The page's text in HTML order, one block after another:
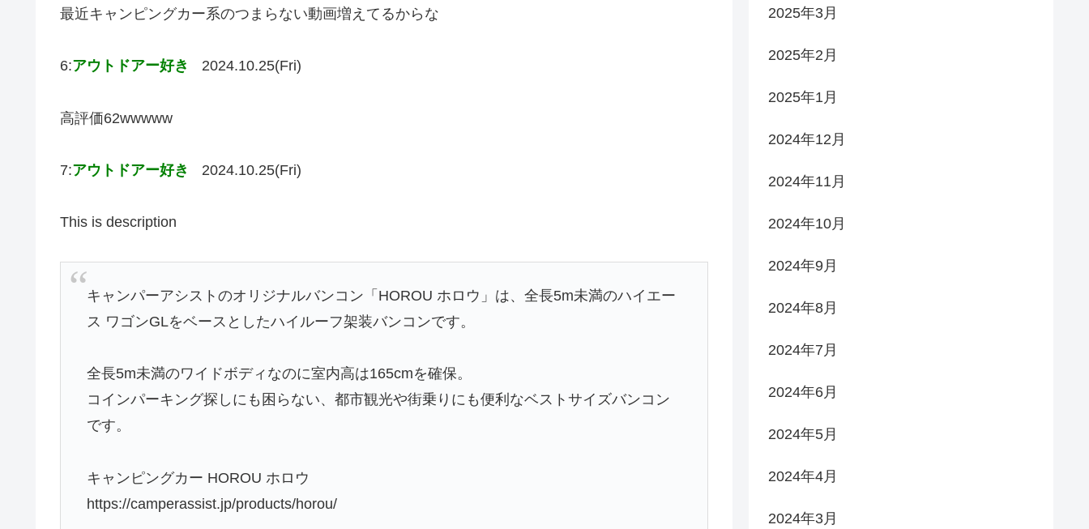
最近キャンピングカー系のつまらない動画増えてるからな
6:アウトドアー好き 2024.10.25(Fri)
高評価62wwwww
7:アウトドアー好き 2024.10.25(Fri)
This is description
キャンパーアシストのオリジナルバンコン「HOROU ホロウ」は、全長5m未満のハイエー
ス ワゴンGLをベースとしたハイルーフ架装バンコンです。
全長5m未満のワイドボディなのに室内高は165cmを確保。
コインパーキング探しにも困らない、都市観光や街乗りにも便利なベストサイズバンコン
です。
キャンピングカー HOROU ホロウ
https://camperassist.jp/products/horou/
2025年3月
2025年2月
2025年1月
2024年12月
2024年11月
2024年10月
2024年9月
2024年8月
2024年7月
2024年6月
2024年5月
2024年4月
2024年3月